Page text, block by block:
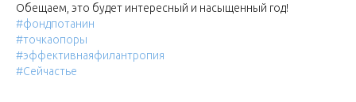
Обещаем, это будет интересный и насыщенный год!
#фондпотанин
#точкаопоры
#эффективнаяфилантропия
#Сейчастье